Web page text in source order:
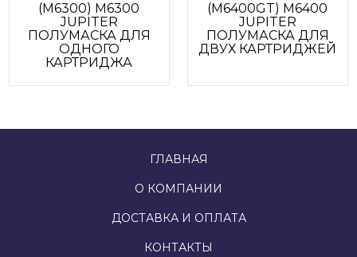
(M6300) M6300
JUPITER
ПОЛУМАСКА ДЛЯ
ОДНОГО
КАРТРИДЖА
(M6400GT) M6400
JUPITER
ПОЛУМАСКА ДЛЯ
ДВУХ КАРТРИДЖЕЙ
ГЛАВНАЯ
О КОМПАНИИ
ДОСТАВКА И ОПЛАТА
КОНТАКТЫ